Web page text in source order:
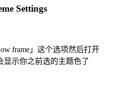
Settings
frame」这个选项然后打开
显示你之前选的主题色了